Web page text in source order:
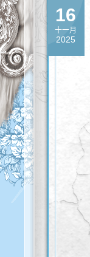
16
十一月
2025